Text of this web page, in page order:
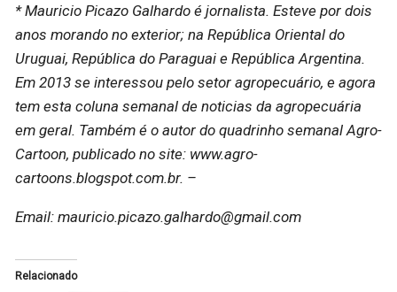
* Mauricio Picazo Galhardo é jornalista. Esteve por dois
anos morando no exterior; na República Oriental do
Uruguai, República do Paraguai e República Argentina.
Em 2013 se interessou pelo setor agropecuário, e agora
tem esta coluna semanal de noticias da agropecuária
em geral. Também é o autor do quadrinho semanal Agro-
Cartoon, publicado no site: www.agro-
cartoons.blogspot.com.br. –
Email: mauricio.picazo.galhardo@gmail.com
Relacionado